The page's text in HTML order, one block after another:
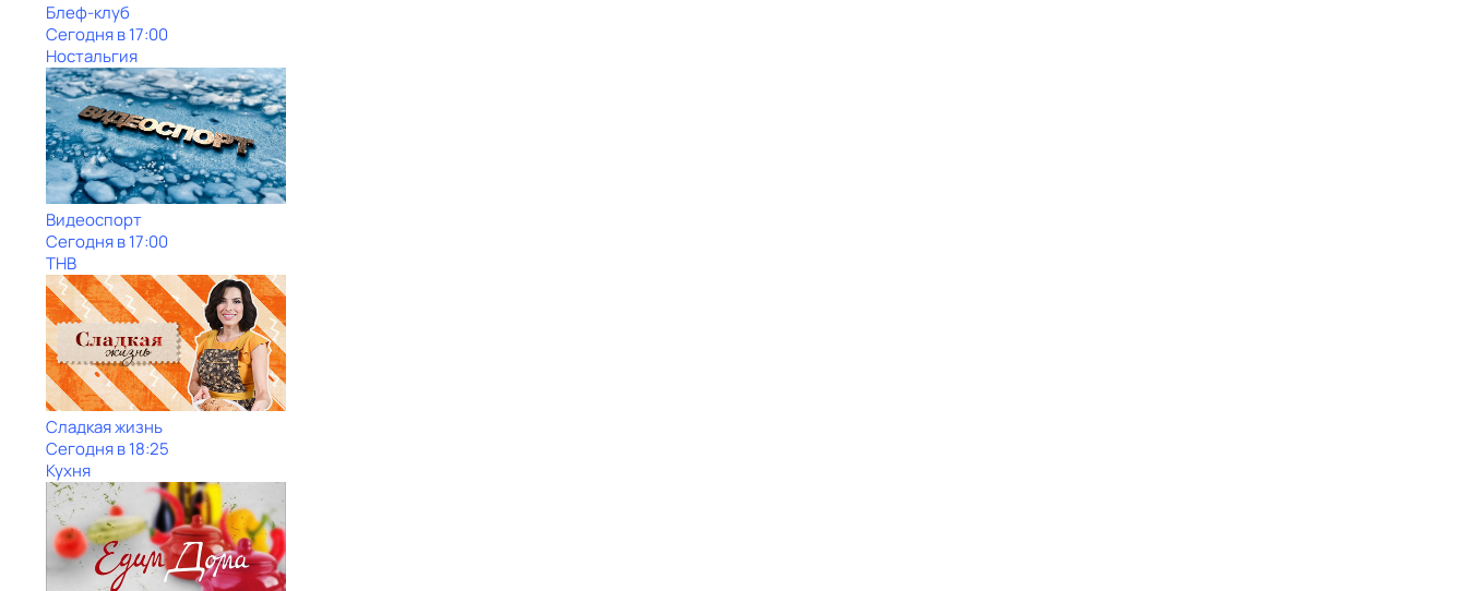
Блеф-клуб
Сегодня в 17:00
Ностальгия
Видеоспорт
Сегодня в 17:00
ТНВ
Сладкая жизнь
Сегодня в 18:25
Кухня